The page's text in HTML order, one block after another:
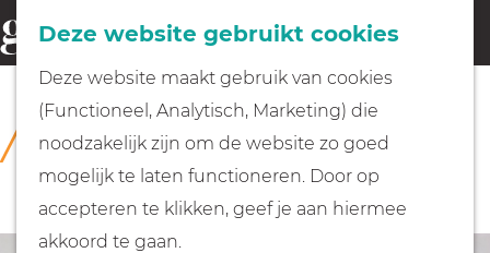
Deze website gebruikt cookies
Deze website maakt gebruik van cookies
(Functioneel, Analytisch, Marketing) die
noodzakelijk zijn om de website zo goed
mogelijk te laten functioneren. Door op
accepteren te klikken, geef je aan hiermee
akkoord te gaan.
G
a
r
Fietsen
Wandelen
o
e
k
e
n
COLLECTIE
Rijksmuseum Muiderslot